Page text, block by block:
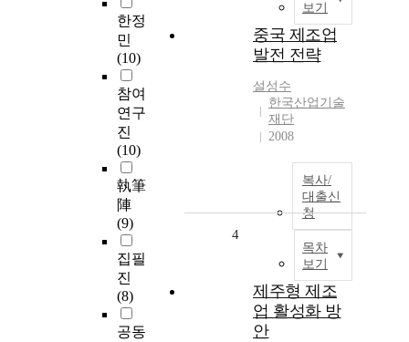
한정
민
(10)
참여
연구
진
(10)
執筆
陣
(9)
집필
진
(8)
공동
보기
중국 제조업
발전 전략
설성수
한국산업기술
재단
2008
복사/
대출신
청
목차
보기
4
제주형 제조
업 활성화 방
안